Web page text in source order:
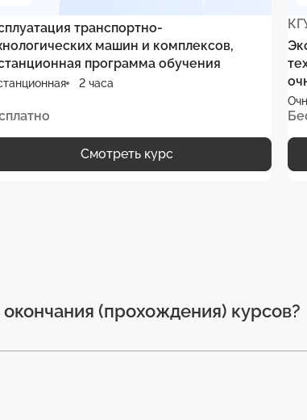
транспортно-
машин и комплексов,
программа обучения
2 часа
Смотреть курс
(прохождения) курсов?